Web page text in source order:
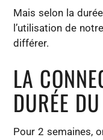
Mais selon la
l’utilisation de
différer.
LA
DURÉE
Pour 2 semaines,